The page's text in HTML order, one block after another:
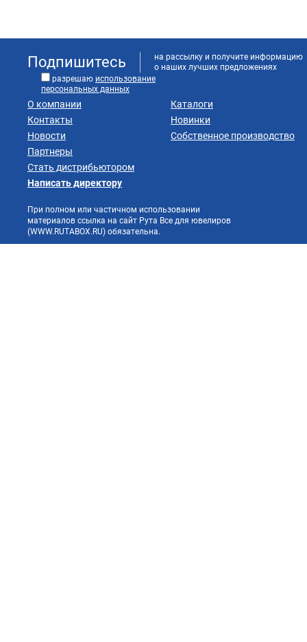
Подпишитесь
на рассылку и получите информацию
о наших лучших предложениях
разрешаю использование
персональных данных
О компании
Контакты
Новости
Партнеры
Стать дистрибьютором
Каталоги
Новинки
Собственное производство
Написать директору
При полном или частичном использовании
материалов ссылка на сайт Рута Все для ювелиров
(WWW.RUTABOX.RU) обязательна.